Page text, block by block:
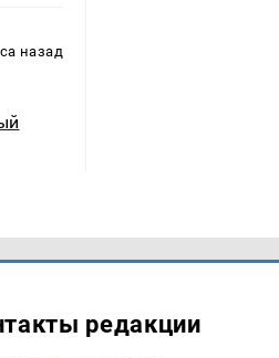
назад
редакции